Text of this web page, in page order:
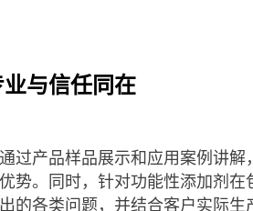
与信任同在
过产品样品展示和应用案例讲解
势。同时，针对功能性添加剂
的各类问题，并结合客户实际